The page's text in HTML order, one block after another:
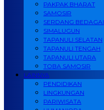
PAKPAK BHARAT
SAMOSIR
SERDANG BEDAGAI
SIMALUGUN
TAPANULI SELATAN
TAPANULI TENGAH
TAPANULI UTARA
TOBA SAMOSIR
LAINNYA
PENDIDIKAN
LINGKUNGAN
PARIWISATA